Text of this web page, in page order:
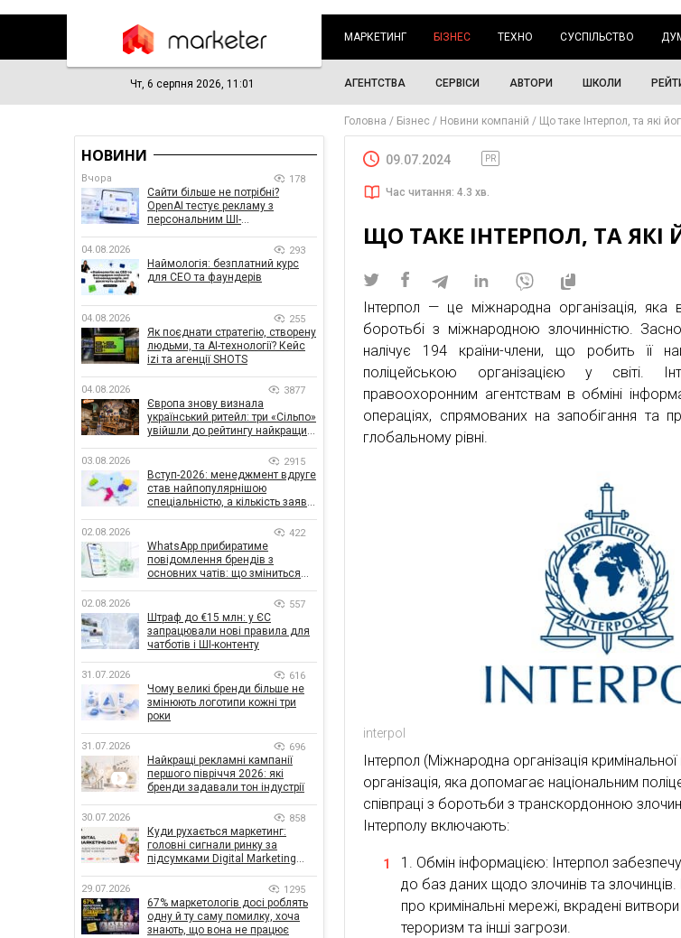
МАРКЕТИНГ БІЗНЕС ТЕХНО СУСПІЛЬСТВО
Чт, 6 серпня 2026, 11:01 АГЕНТСТВА СЕРВІСИ АВТОРИ ШКОЛИ
Головна Бізнес Новини компаній Що таке Інтерпол, та які
09.07.2024 PR
Час читання: 4.3 хв.
ЩО ТАКЕ ІНТЕРПОЛ, ТА ЯКІ
Інтерпол — це міжнародна організація, яка
боротьбі з міжнародною злочинністю.
налічує 194 країни-члени, що робить її
поліцейською організацією у світі.
правоохоронним агентствам в обміні
операціях, спрямованих на запобігання та
глобальному рівні.
interpol
Інтерпол (Міжнародна організація
організація, яка допомагає національним
співпраці з боротьби з транскордонною
Інтерполу включають:
Обмін інформацією: Інтерпол
до баз даних щодо злочинів та
про кримінальні мережі, вкрадені
тероризм та інші загрози.
НОВИНИ
Вчора 178
Сайти більше не потрібні?
OpenAI тестує рекламу з
персональним ШІ-
04.08.2026 293
Наймологія: безплатний курс
для CEO та фаундерів
04.08.2026 255
Як поєднати стратегію, створену
людьми, та AI-технології? Кейс
izi та агенції SHOTS
04.08.2026 3877
Європа знову визнала
український ритейл: три «Сільпо»
увійшли до рейтингу найкращих
03.08.2026 2915
Вступ-2026: менеджмент вдруге
став найпопулярнішою
спеціальністю, а кількість заяв
02.08.2026 422
WhatsApp прибиратиме
повідомлення брендів з
основних чатів: що зміниться
02.08.2026 557
Штраф до €15 млн: у ЄС
запрацювали нові правила для
чатботів і ШІ-контенту
31.07.2026 616
Чому великі бренди більше не
змінюють логотипи кожні три
роки
31.07.2026 696
Найкращі рекламні кампанії
першого півріччя 2026: які
бренди задавали тон індустрії
30.07.2026 858
Куди рухається маркетинг:
головні сигнали ринку за
підсумками Digital Marketing
29.07.2026 1295
67% маркетологів досі роблять
одну й ту саму помилку, хоча
знають, що вона не працює